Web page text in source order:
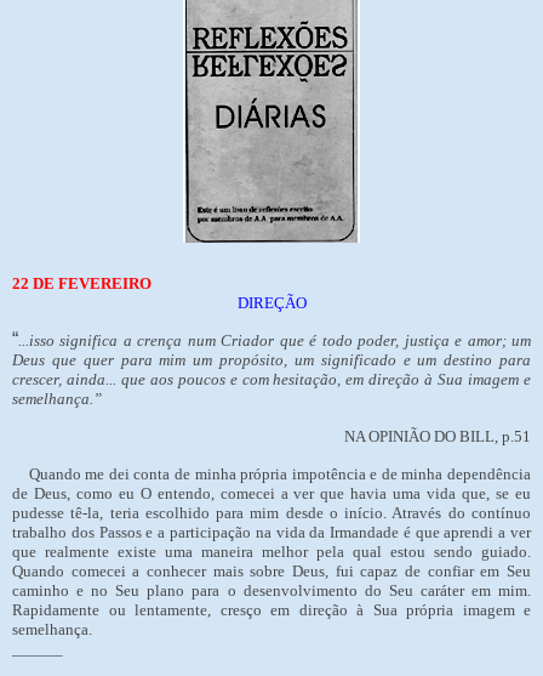
22 DE FEVEREIRO
DIREÇÃO
“ ...isso significa a crença num Criador que é todo poder, justiça e amor; um
Deus que quer para mim um propósito, um significado e um destino para
crescer, ainda... que aos poucos e com hesitação, em direção à Sua imagem e
semelhança.”
NA OPINIÃO DO BILL, p.51
Quando me dei conta de minha própria impotência e de minha dependência
de Deus, como eu O entendo, comecei a ver que havia uma vida que, se eu
pudesse tê-la, teria escolhido para mim desde o início. Através do contínuo
trabalho dos Passos e a participação na vida da Irmandade é que aprendi a ver
que realmente existe uma maneira melhor pela qual estou sendo guiado.
Quando comecei a conhecer mais sobre Deus, fui capaz de confiar em Seu
caminho e no Seu plano para o desenvolvimento do Seu caráter em mim.
Rapidamente ou lentamente, cresço em direção à Sua própria imagem e
semelhança.